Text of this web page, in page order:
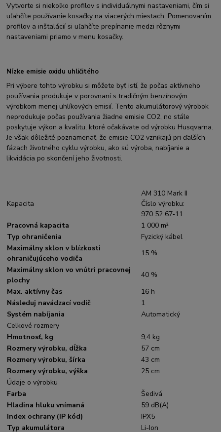
Vytvorte si niekoľko profilov s individuálnymi nastaveniami, čím si
uľahčíte používanie kosačky na viacerých miestach. Pomenovaním
profilov a inštalácií si uľahčíte prepínanie medzi rôznymi
nastaveniami priamo v menu kosačky.
Nízke emisie oxidu uhličitého
Pri výbere tohto výrobku si môžete byť istí, že počas aktívneho
používania produkuje v porovnaní s tradičným benzínovým
výrobkom menej uhlíkových emisií. Tento akumulátorový výrobok
neprodukuje počas používania žiadne emisie CO2, no stále
poskytuje výkon a kvalitu, ktoré očakávate od výrobku Husqvarna.
Je však dôležité poznamenať, že emisie CO2 vznikajú pri ďalších
fázach životného cyklu výrobku, ako sú výroba, nabíjanie a
likvidácia po skončení jeho životnosti.
Kapacita
AM 310 Mark II
Číslo výrobku:
970 52 67‑11
Pracovná kapacita
1 000 m²
Typ ohraničenia
Fyzický kábel
Maximálny sklon v blízkosti
ohraničujúceho vodiča
15 %
Maximálny sklon vo vnútri pracovnej
plochy
40 %
Max. aktívny čas
16 h
Následuj navádzací vodič
1
Systém nabíjania
Automatický
Celkové rozmery
Hmotnosť, kg
9,4 kg
Rozmery výrobku, dĺžka
57 cm
Rozmery výrobku, šírka
43 cm
Rozmery výrobku, výška
25 cm
Údaje o výrobku
Farba
Šedivá
Hladina hluku vnímaná
59 dB(A)
Index ochrany (IP kód)
IPX5
Typ akumulátora
Li-Ion